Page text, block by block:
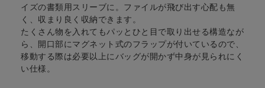
イズの書類用スリーブに。ファイルが飛び出す心配も無
く、収まり良く収納できます。
たくさん物を入れてもパッとひと目で取り出せる構造なが
ら、開口部にマグネット式のフラップが付いているので、
移動する際は必要以上にバッグが開かず中身が見られにく
い仕様。